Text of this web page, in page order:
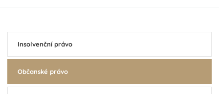
Insolvenční právo
Občanské právo